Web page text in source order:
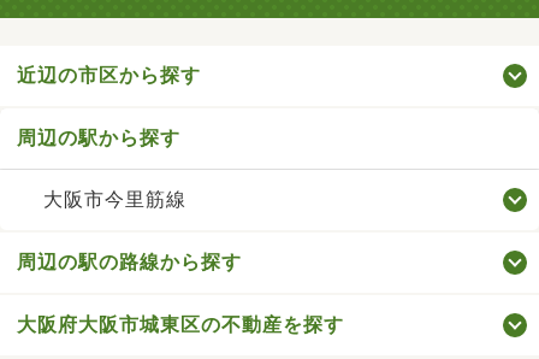
近辺の市区から探す
周辺の駅から探す
大阪市今里筋線
周辺の駅の路線から探す
大阪府大阪市城東区の不動産を探す